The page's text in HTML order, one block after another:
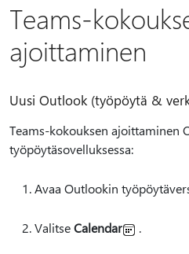
Teams-
ajoittaminen
Uusi Outlook (työpöytä &
Teams-kokouksen ajoittaminen
työpöytäsovelluksessa:
Avaa Outlookin
ValitseCalendar .